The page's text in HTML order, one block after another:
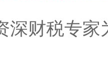
深财税专